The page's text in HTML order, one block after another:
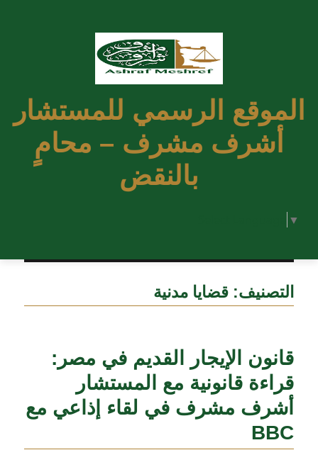
الموقع الرسمي للمستشار
أشرف مشرف – محامٍ
بالنقض
▼
التصنيف:قضايا مدنية
قانون الإيجار القديم في مصر:
قراءة قانونية مع المستشار
أشرف مشرف في لقاء إذاعي مع
BBC